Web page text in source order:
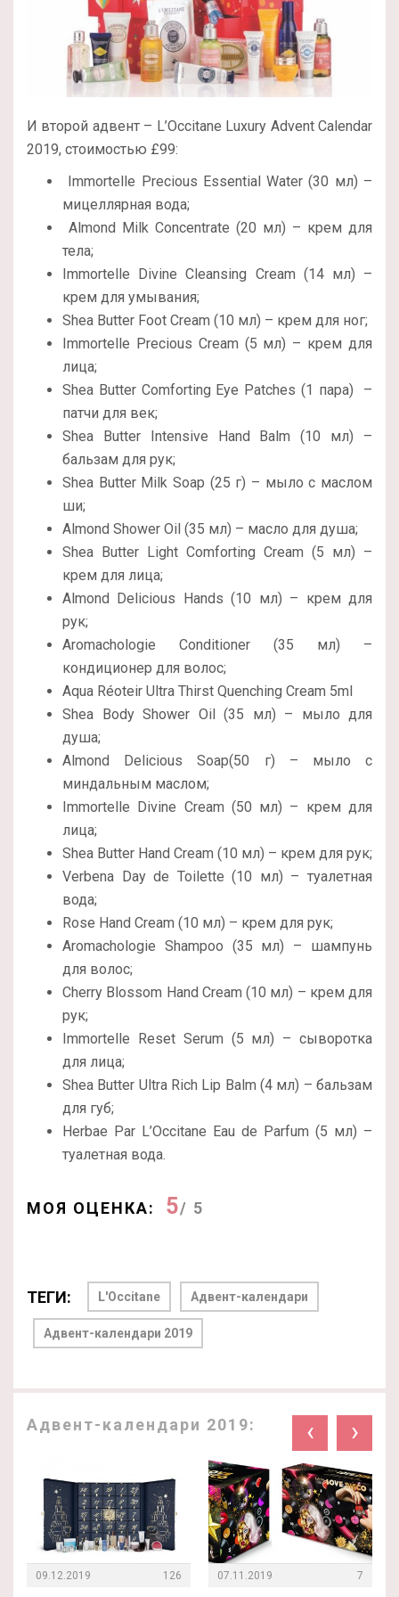
И второй адвент – L’Occitane Luxury Advent Calendar
2019, стоимостью £99:
Immortelle Precious Essential Water (30 мл) –
мицеллярная вода;
Almond Milk Concentrate (20 мл) – крем для
тела;
Immortelle Divine Cleansing Cream (14 мл) –
крем для умывания;
Shea Butter Foot Cream (10 мл) – крем для ног;
Immortelle Precious Cream (5 мл) – крем для
лица;
Shea Butter Comforting Eye Patches (1 пара) –
патчи для век;
Shea Butter Intensive Hand Balm (10 мл) –
бальзам для рук;
Shea Butter Milk Soap (25 г) – мыло с маслом
ши;
Almond Shower Oil (35 мл) – масло для душа;
Shea Butter Light Comforting Cream (5 мл) –
крем для лица;
Almond Delicious Hands (10 мл) – крем для
рук;
Aromachologie Conditioner (35 мл) –
кондиционер для волос;
Aqua Réoteir Ultra Thirst Quenching Cream 5ml
Shea Body Shower Oil (35 мл) – мыло для
душа;
Almond Delicious Soap(50 г) – мыло с
миндальным маслом;
Immortelle Divine Cream (50 мл) – крем для
лица;
Shea Butter Hand Cream (10 мл) – крем для рук;
Verbena Day de Toilette (10 мл) – туалетная
вода;
Rose Hand Cream (10 мл) – крем для рук;
Aromachologie Shampoo (35 мл) – шампунь
для волос;
Cherry Blossom Hand Cream (10 мл) – крем для
рук;
Immortelle Reset Serum (5 мл) – сыворотка
для лица;
Shea Butter Ultra Rich Lip Balm (4 мл) – бальзам
для губ;
Herbae Par L’Occitane Eau de Parfum (5 мл) –
туалетная вода.
МОЯ ОЦЕНКА: 5/ 5
ТЕГИ: L'Occitane Адвент-календари
Адвент-календари 2019
Адвент-календари 2019: ‹ ›
09.12.2019 126 07.11.2019 7